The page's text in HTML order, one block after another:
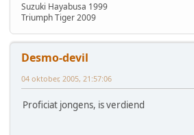
Suzuki Hayabusa 1999
Triumph Tiger 2009
Desmo-devil
04 oktober, 2005, 21:57:06
Proficiat jongens, is verdiend